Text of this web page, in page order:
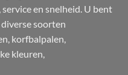
en snelheid. U bent
soorten
korfbalpalen,
kleuren,